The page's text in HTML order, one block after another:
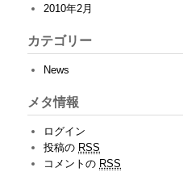
2010年2月
カテゴリー
News
メタ情報
ログイン
投稿の RSS
コメントの RSS